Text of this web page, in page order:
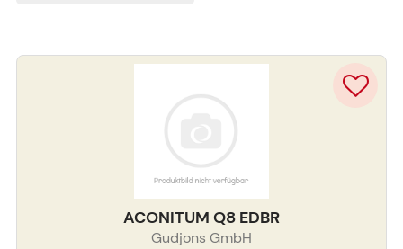
ACONITUM Q8 EDBR
Gudjons GmbH